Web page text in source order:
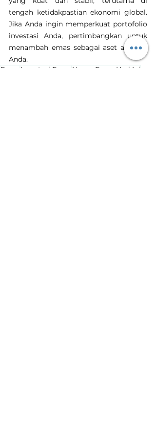
tengah ketidakpastian ekonomi global.
Jika Anda ingin memperkuat portofolio
investasi Anda, pertimbangkan untuk
menambah emas sebagai aset andalan
Anda.
Emas
Investasi Emas
Harga Emas Hari Ini